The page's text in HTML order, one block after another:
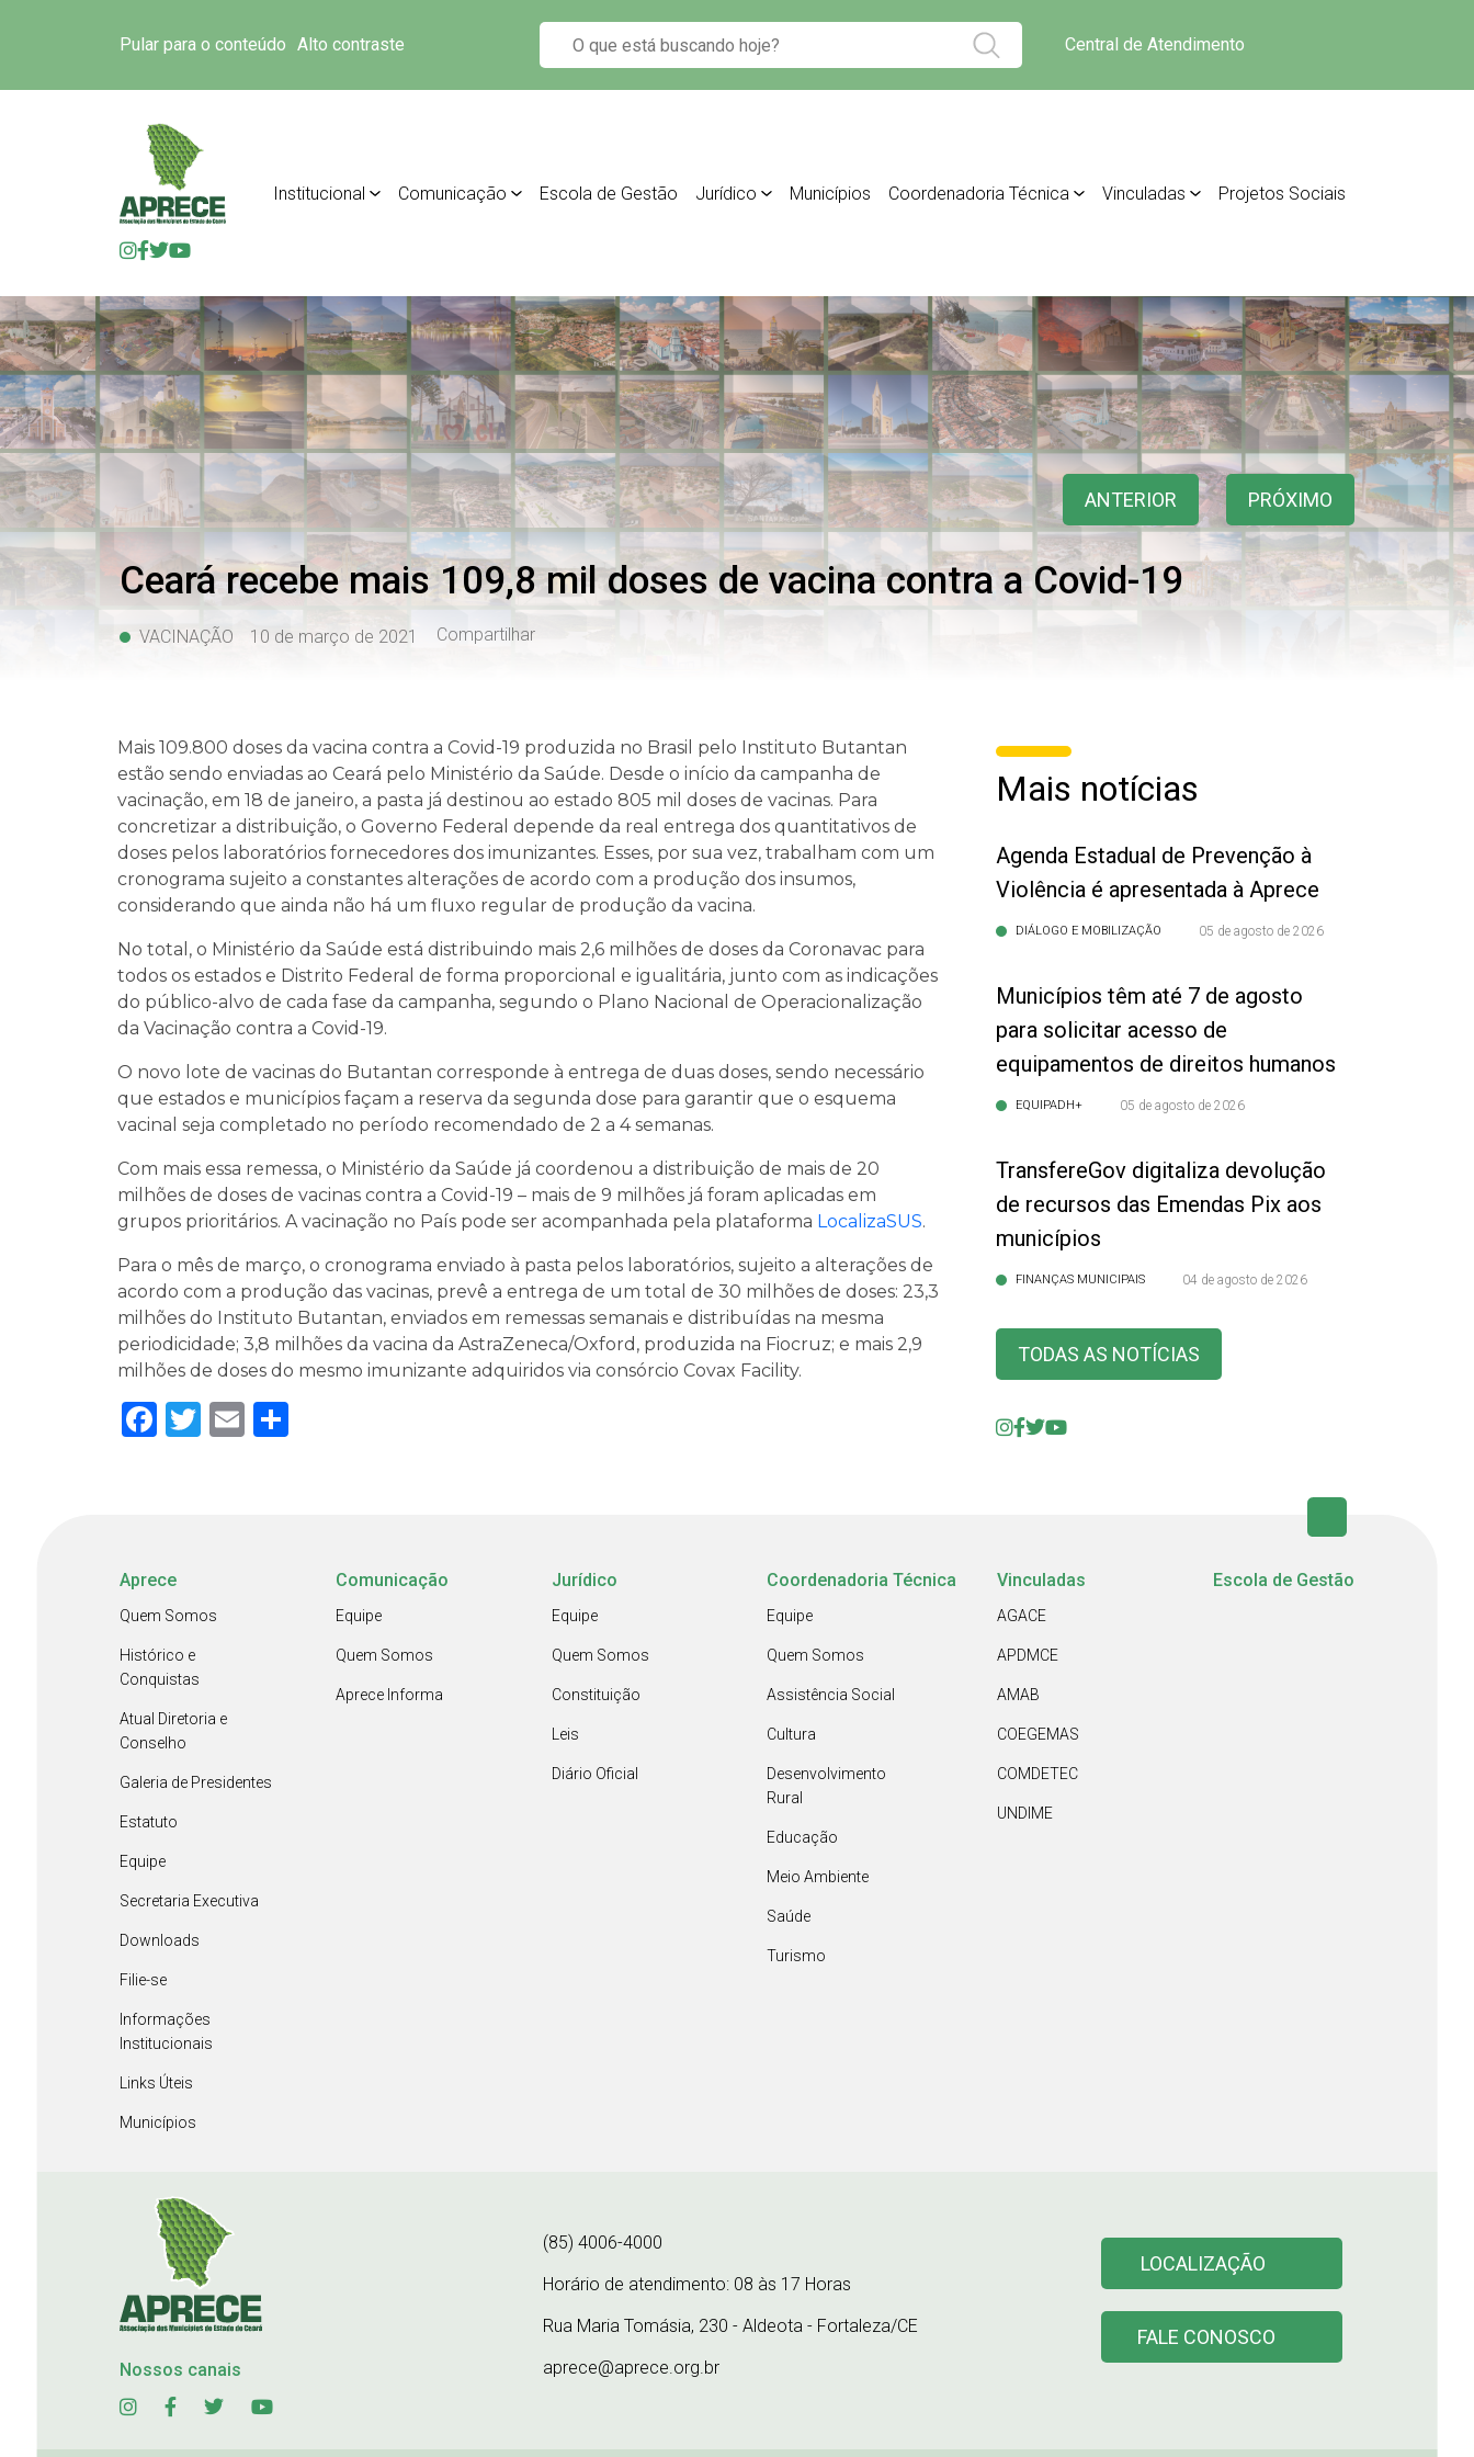
Pular para o conteúdo Alto contraste Central de Atendimento
Institucional Comunicação Escola de Gestão Jurídico Municípios Coordenadoria Técnica Vinculadas Projetos Sociais
ANTERIOR PRÓXIMO
Ceará recebe mais 109,8 mil doses de vacina contra a Covid-19
VACINAÇÃO 10 de março de 2021 Compartilhar
Mais 109.800 doses da vacina contra a Covid-19 produzida no Brasil pelo Instituto Butantan
estão sendo enviadas ao Ceará pelo Ministério da Saúde. Desde o início da campanha de
vacinação, em 18 de janeiro, a pasta já destinou ao estado 805 mil doses de vacinas. Para
concretizar a distribuição, o Governo Federal depende da real entrega dos quantitativos de
doses pelos laboratórios fornecedores dos imunizantes. Esses, por sua vez, trabalham com um
cronograma sujeito a constantes alterações de acordo com a produção dos insumos,
considerando que ainda não há um fluxo regular de produção da vacina.
No total, o Ministério da Saúde está distribuindo mais 2,6 milhões de doses da Coronavac para
todos os estados e Distrito Federal de forma proporcional e igualitária, junto com as indicações
do público-alvo de cada fase da campanha, segundo o Plano Nacional de Operacionalização
da Vacinação contra a Covid-19.
O novo lote de vacinas do Butantan corresponde à entrega de duas doses, sendo necessário
que estados e municípios façam a reserva da segunda dose para garantir que o esquema
vacinal seja completado no período recomendado de 2 a 4 semanas.
Com mais essa remessa, o Ministério da Saúde já coordenou a distribuição de mais de 20
milhões de doses de vacinas contra a Covid-19 – mais de 9 milhões já foram aplicadas em
grupos prioritários. A vacinação no País pode ser acompanhada pela plataforma LocalizaSUS.
Para o mês de março, o cronograma enviado à pasta pelos laboratórios, sujeito a alterações de
acordo com a produção das vacinas, prevê a entrega de um total de 30 milhões de doses: 23,3
milhões do Instituto Butantan, enviados em remessas semanais e distribuídas na mesma
periodicidade; 3,8 milhões da vacina da AstraZeneca/Oxford, produzida na Fiocruz; e mais 2,9
milhões de doses do mesmo imunizante adquiridos via consórcio Covax Facility.
Facebook
Twitter
Email
Mais notícias
Agenda Estadual de Prevenção à
Violência é apresentada à Aprece
DIÁLOGO E MOBILIZAÇÃO 05 de agosto de 2026
Municípios têm até 7 de agosto
para solicitar acesso de
equipamentos de direitos humanos
EQUIPADH+ 05 de agosto de 2026
TransfereGov digitaliza devolução
de recursos das Emendas Pix aos
municípios
FINANÇAS MUNICIPAIS 04 de agosto de 2026
TODAS AS NOTÍCIAS
Aprece
Quem Somos
Histórico e
Conquistas
Atual Diretoria e
Conselho
Galeria de Presidentes
Estatuto
Equipe
Secretaria Executiva
Downloads
Filie-se
Informações
Institucionais
Links Úteis
Municípios
Comunicação
Equipe
Quem Somos
Aprece Informa
Jurídico
Equipe
Quem Somos
Constituição
Leis
Diário Oficial
Coordenadoria Técnica
Equipe
Quem Somos
Assistência Social
Cultura
Desenvolvimento
Rural
Educação
Meio Ambiente
Saúde
Turismo
Vinculadas
AGACE
APDMCE
AMAB
COEGEMAS
COMDETEC
UNDIME
Escola de Gestão
Nossos canais
(85) 4006-4000
Horário de atendimento: 08 às 17 Horas
Rua Maria Tomásia, 230 - Aldeota - Fortaleza/CE
aprece@aprece.org.br
LOCALIZAÇÃO
FALE CONOSCO